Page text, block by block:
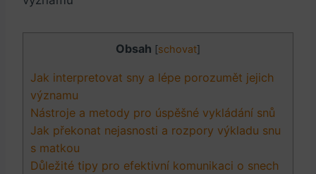
Obsah [schovat]
Jak interpretovat sny a lépe porozumět jejich
významu
Nástroje a metody pro úspěšné vykládání snů
Jak překonat nejasnosti a rozpory výkladu snu
s matkou
Důležité tipy pro efektivní komunikaci o snech